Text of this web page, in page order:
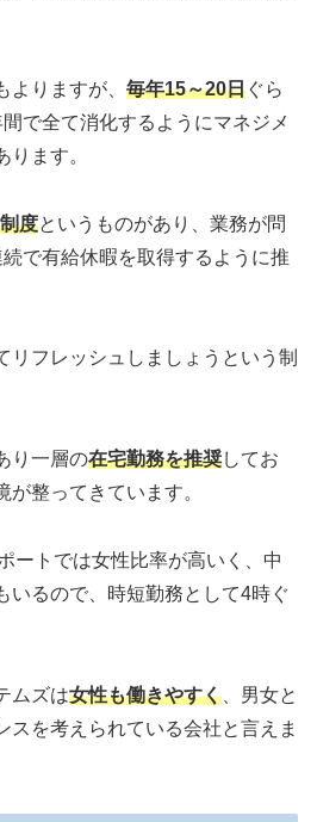
りますが、 毎年15～20日ぐら
で全て消化するようにマネジメ
ります。
度というものがあり、業務が問
で有給休暇を取得するように推
リフレッシュしましょうという制
り一層の在宅勤務を推奨してお
が整ってきています。
ートでは女性比率が高いく、中
いるので、時短勤務として4時ぐ
ムズは女性も働きやすく 、男女と
スを考えられている会社と言えま